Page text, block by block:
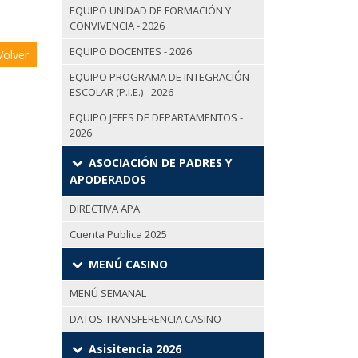
EQUIPO UNIDAD DE FORMACIÓN Y
CONVIVENCIA - 2026
EQUIPO DOCENTES - 2026
EQUIPO PROGRAMA DE INTEGRACIÓN
ESCOLAR (P.I.E.) - 2026
EQUIPO JEFES DE DEPARTAMENTOS -
2026
ASOCIACIÓN DE PADRES Y
APODERADOS
DIRECTIVA APA
Cuenta Publica 2025
MENÚ CASINO
MENÚ SEMANAL
DATOS TRANSFERENCIA CASINO
Asisitencia 2026